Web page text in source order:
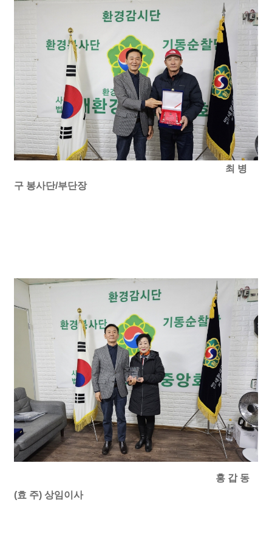
최 병
구 봉사단/부단장
홍 갑 동
(효 주) 상임이사